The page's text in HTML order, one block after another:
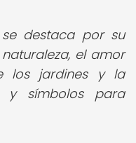
destaca por su
el amor
los jardines y la
y símbolos para